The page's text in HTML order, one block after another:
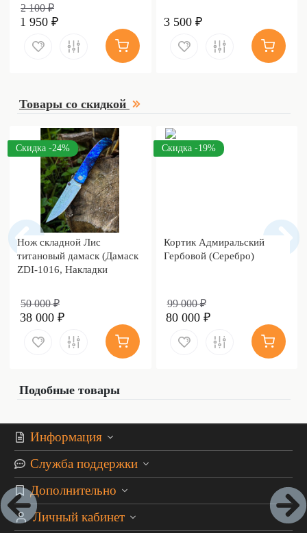
2 100 ₽
1 950 ₽ 3 500 ₽
Товары со скидкой
Скидка -24%
Нож складной Лис
титановый дамаск (Дамаск
ZDI-1016, Накладки
50 000 ₽
38 000 ₽
Скидка -19%
Кортик Адмиральский
Гербовой (Серебро)
99 000 ₽
80 000 ₽
Подобные товары
Информация
Служба поддержки
Дополнительно
Личный кабинет